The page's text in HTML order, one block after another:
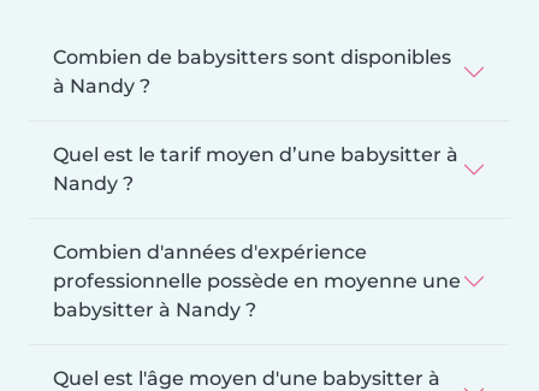
Combien de babysitters sont disponibles
à Nandy ?
Quel est le tarif moyen d’une babysitter à
Nandy ?
Combien d'années d'expérience
professionnelle possède en moyenne une
babysitter à Nandy ?
Quel est l'âge moyen d'une babysitter à